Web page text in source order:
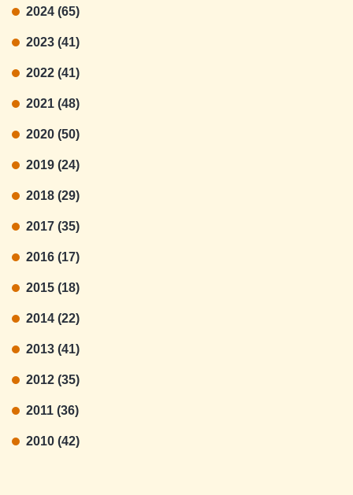
2024 (65)
2023 (41)
2022 (41)
2021 (48)
2020 (50)
2019 (24)
2018 (29)
2017 (35)
2016 (17)
2015 (18)
2014 (22)
2013 (41)
2012 (35)
2011 (36)
2010 (42)